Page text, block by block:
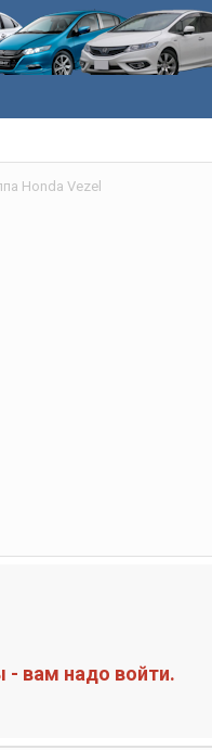
Honda Vezel
- вам надо войти.